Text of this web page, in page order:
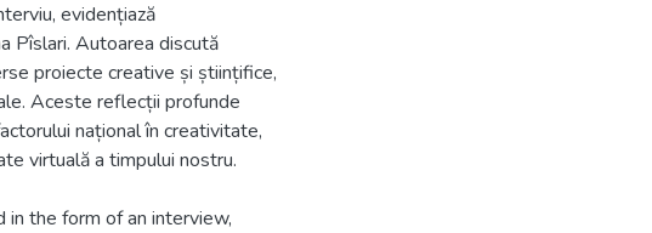
evidențiază
Pîslari. Autoarea discută
proiecte creative și științifice,
Aceste reflecții profunde
național în creativitate,
virtuală a timpului nostru.
the form of an interview,